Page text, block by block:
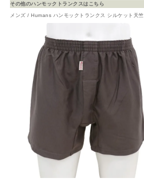
その他のハンモックトランクスはこちら
メンズ / Humans ハンモックトランクス シルケット天竺